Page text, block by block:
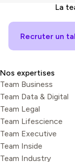
La
Nos expertises
Team Business
Team Data & Digital
Team Legal
Team Lifescience
Team Executive
Team Inside
Team Industry